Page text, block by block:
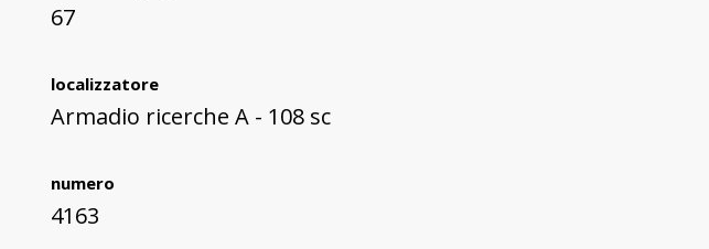
67
localizzatore
Armadio ricerche A - 108 sc
numero
4163